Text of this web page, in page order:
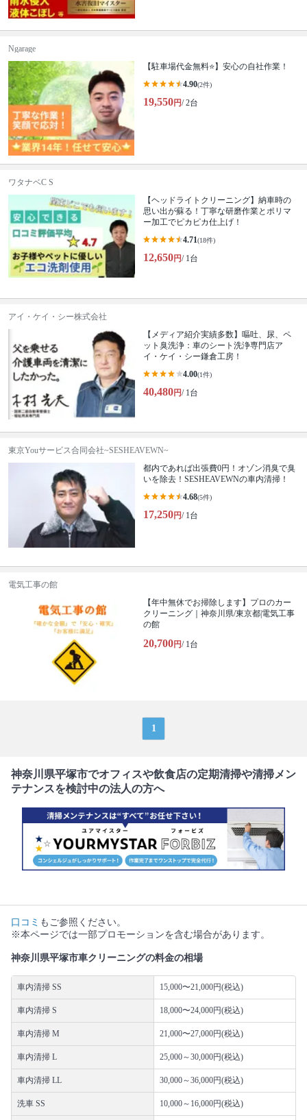
Ngarage
【駐車場代金無料⭐️】安心の自社作業！
4.90(2件)
19,550円/ 2台
ワタナベC S
【ヘッドライトクリーニング】納車時の
思い出が蘇る！丁寧な研磨作業とポリマ
ー加工でピカピカ仕上げ！
4.71(18件)
12,650円/ 1台
アイ・ケイ・シー株式会社
【メディア紹介実績多数】嘔吐、尿、ペ
ット臭洗浄：車のシート洗浄専門店ア
イ・ケイ・シー鎌倉工房！
4.00(1件)
40,480円/ 1台
東京Youサービス合同会社~SESHEAVEWN~
都内であれば出張費0円！オゾン消臭で臭
いを除去！SESHEAVEWNの車内清掃！
4.68(5件)
17,250円/ 1台
電気工事の館
【年中無休でお掃除します】プロのカー
クリーニング｜神奈川県/東京都|電気工事
の館
20,700円/ 1台
1
神奈川県平塚市でオフィスや飲食店の定期清掃や清掃メン
テナンスを検討中の法人の方へ
口コミ もご参照ください。
※本ページでは一部プロモーションを含む場合があります。
神奈川県平塚市車クリーニングの料金の相場
車内清掃 SS 15,000〜21,000円(税込)
車内清掃 S 18,000〜24,000円(税込)
車内清掃 M 21,000〜27,000円(税込)
車内清掃 L 25,000～30,000円(税込)
車内清掃 LL 30,000～36,000円(税込)
洗車 SS 10,000～16,000円(税込)